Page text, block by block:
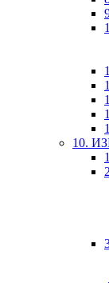
10.